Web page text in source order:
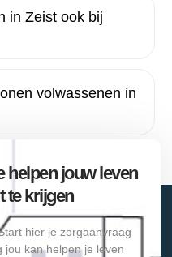
in Zeist ook bij
volwassenen in
helpen jouw leven
te krijgen
hier je zorgaanvraag
jou kan helpen je leven